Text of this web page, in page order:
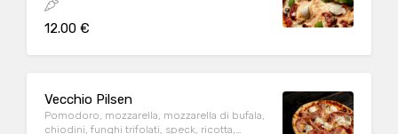
12.00 €
Vecchio Pilsen
Pomodoro, mozzarella, mozzarella di bufala,
chiodini, funghi trifolati, speck, ricotta,